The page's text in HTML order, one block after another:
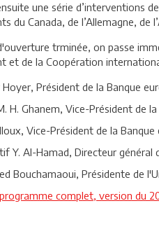
une série d’interventions
du Canada, de l’Allemagne, de
trminée, on passe
et de la Coopération
Président de la Banque
H. Ghanem, Vice-Président de
Vice-Président de la
Y. Al-Hamad, Directeur général
Bouchamaoui, Présidente de
complet, version du